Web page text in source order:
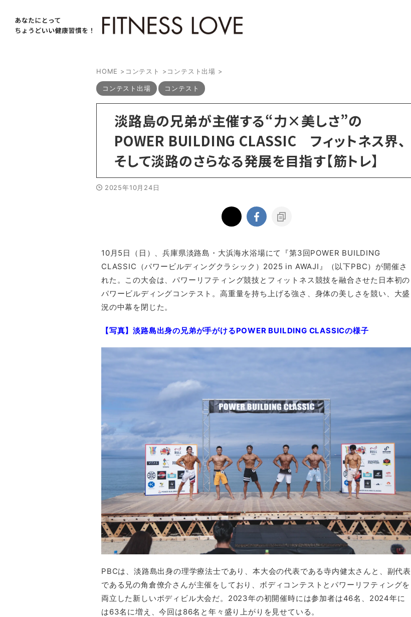
HOME > コンテスト >コンテスト出場 >
コンテスト出場 コンテスト
淡路島の兄弟が主催する“力×美しさ”の
POWER BUILDING CLASSIC フィットネス界、
そして淡路のさらなる発展を目指す【筋トレ】
2025年10月24日
10月5日（日）、兵庫県淡路島・大浜海水浴場にて『第3回POWER BUILDING
CLASSIC（パワービルディングクラシック）2025 in AWAJI』（以下PBC）が開催さ
れた。この大会は、パワーリフティング競技とフィットネス競技を融合させた日本初の
パワービルディングコンテスト。高重量を持ち上げる強さ、身体の美しさを競い、大盛
況の中幕を閉じた。
【写真】淡路島出身の兄弟が手がけるPOWER BUILDING CLASSICの様子
PBCは、淡路島出身の理学療法士であり、本大会の代表である寺内健太さんと、副代表
である兄の角倉僚介さんが主催をしており、ボディコンテストとパワーリフティングを
両立した新しいボディビル大会だ。2023年の初開催時には参加者は46名、2024年に
は63名に増え、今回は86名と年々盛り上がりを見せている。